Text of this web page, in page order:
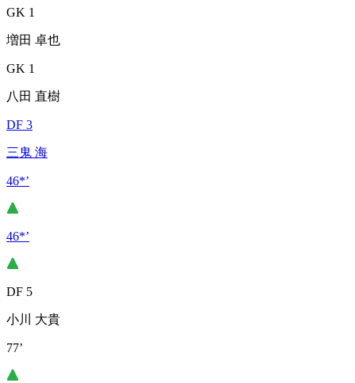
GK 1
増田 卓也
GK 1
八田 直樹
DF 3
三鬼 海
46*’
46*’
DF 5
小川 大貴
77’